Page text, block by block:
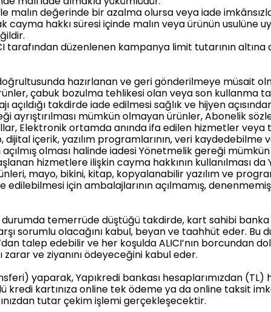
malın değerinde bir azalma olursa veya iade
hakkı süresi içinde malın veya ürünün usulüne
tarafından düzenlenen kampanya limit tutarının
hazırlanan ve geri gönderilmeye müsait
çabuk bozulma tehlikesi olan veya son kullanma
açıldığı takdirde iade edilmesi sağlık ve hijyen
ayrıştırılması mümkün olmayan ürünler, Abonelik
Elektronik ortamda anında ifa edilen hizmetler
dijital içerik, yazılım programlarının, veri
olması halinde iadesi Yönetmelik gereği
hizmetlere ilişkin cayma hakkının kullanılması
mayo, bikini, kitap, kopyalanabilir yazılım ve
için ambalajlarının açılmamış,
durumda temerrüde düştüğü takdirde, kart sahibi
sorumlu olacağını kabul, beyan ve taahhüt eder. Bu
talep edebilir ve her koşulda ALICI’nın borcundan
zarar ve ziyanını ödeyeceğini kabul eder.
yaparak, Yapıkredi bankası hesaplarımızdan
kredi kartınıza online tek ödeme ya da online taksit
tutar çekim işlemi gerçekleşecektir.